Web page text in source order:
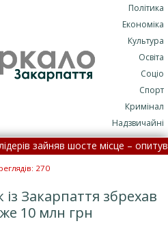
Політика
Економіка
Культура
Освіта
Соціо
Спорт
Кримінал
Надзвичайні
зайняв шосте місце – опитування
стане складніше• На
270
Закарпаття збрехав
10 млн грн